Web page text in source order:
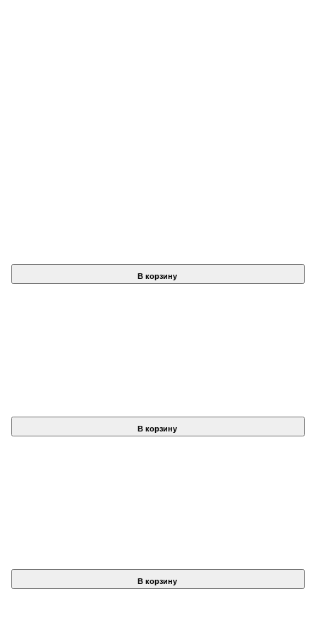
В корзину
В корзину
В корзину